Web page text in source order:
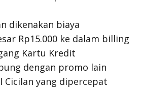
dikenakan biaya
Rp15.000 ke dalam billing
Kartu Kredit
dengan promo lain
Cicilan yang dipercepat